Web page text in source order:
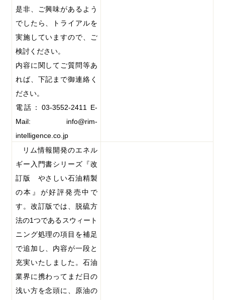
是非、ご興味があるよう
でしたら、トライアルを
実施していますので、ご
検討ください。
内容に関してご質問等あ
れば、下記まで御連絡く
ださい。
電話： 03-3552-2411
E-
Mail: info@rim-
intelligence.co.jp
リム情報開発のエネル
ギー入門書シリーズ『改
訂版 やさしい石油精製
の本』が好評発売中で
す。改訂版では、脱硫方
法の1つであるスウィート
ニング処理の項目を補足
で追加し、内容が一段と
充実いたしました。石油
業界に携わってまだ日の
浅い方を念頭に、原油の